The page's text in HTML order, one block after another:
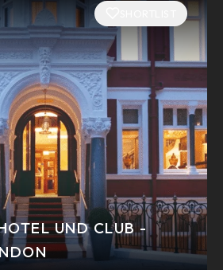
UND CLUB -